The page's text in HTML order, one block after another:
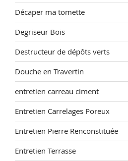
Décaper ma tomette
Degriseur Bois
Destructeur de dépôts verts
Douche en Travertin
entretien carreau ciment
Entretien Carrelages Poreux
Entretien Pierre Renconstituée
Entretien Terrasse